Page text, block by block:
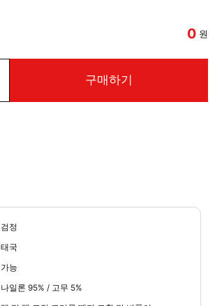
0 원
구매하기
검정
태국
가능
나일론 95% / 고무 5%